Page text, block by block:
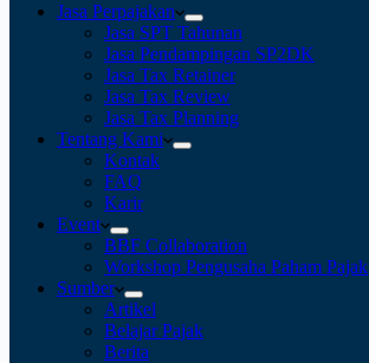
Jasa Perpajakan
Jasa SPT Tahunan
Jasa Pendampingan SP2DK
Jasa Tax Retainer
Jasa Tax Review
Jasa Tax Planning
Tentang Kami
Kontak
FAQ
Karir
Event
BBF Collaboration
Workshop Pengusaha Paham Pajak
Sumber
Artikel
Belajar Pajak
Berita